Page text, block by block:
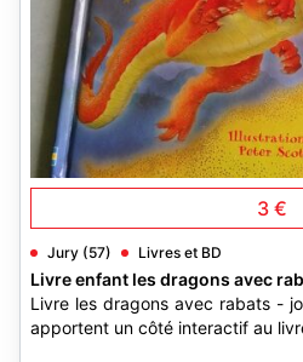
3 €
Jury (57) Livres et BD
Livre enfant les dragons avec
Livre les dragons avec rabats -
apportent un côté interactif au